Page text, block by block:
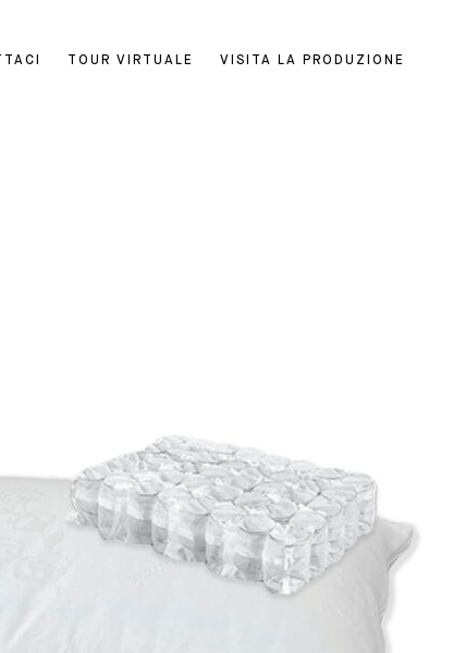
TOUR VIRTUALE VISITA LA PRODUZIONE